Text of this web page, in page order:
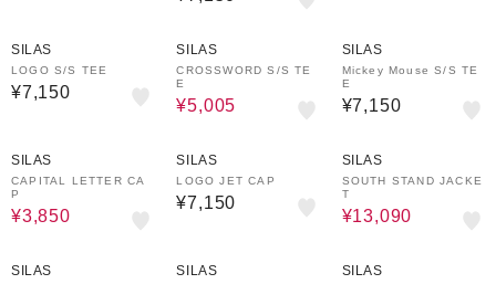
SILAS
LOGO S/S TEE
¥7,150
SILAS
CROSSWORD S/S TE
E
¥5,005
SILAS
Mickey Mouse S/S TE
E
¥7,150
SILAS
CAPITAL LETTER CA
P
¥3,850
SILAS
LOGO JET CAP
¥7,150
SILAS
SOUTH STAND JACKE
T
¥13,090
SILAS SILAS SILAS